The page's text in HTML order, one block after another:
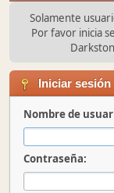
Solamente
Por favor inicia
Iniciar sesión
Nombre de
Contraseña: